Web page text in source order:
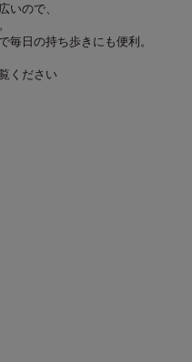
いので、
毎日の持ち歩きにも便利。
ください